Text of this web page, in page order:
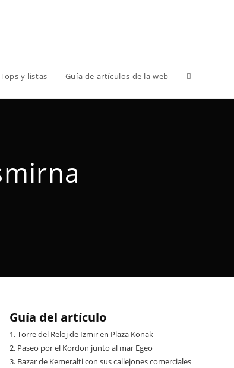
Tops y listas Guía de artículos de la web
Guía del artículo
1.Torre del Reloj de İzmir en Plaza Konak
2. Paseo por el Kordon junto al mar Egeo
3. Bazar de Kemeralti con sus callejones comerciales